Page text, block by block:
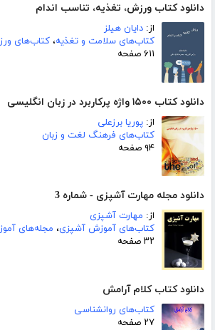
دانلود کتاب ورزش، تغذیه، تناسب اندام
از: دایان هیلز
کتاب‌های سلامت و تغذیه، کتاب‌های
۶۱۱ صفحه
دانلود کتاب ۱۵۰۰ واژه پرکاربرد در زبان انگلیسی
از: پوریا برزعلی
کتاب‌های فرهنگ لغت و زبان
۹۴ صفحه
دانلود مجله مهارت آشپزی - شماره 3
از: مهارت آشپزی
کتاب‌های آموزش آشپزی، مجله‌های
۳۲ صفحه
دانلود کتاب کلام آرامش
کتاب‌های روانشناسی
۲۷ صفحه